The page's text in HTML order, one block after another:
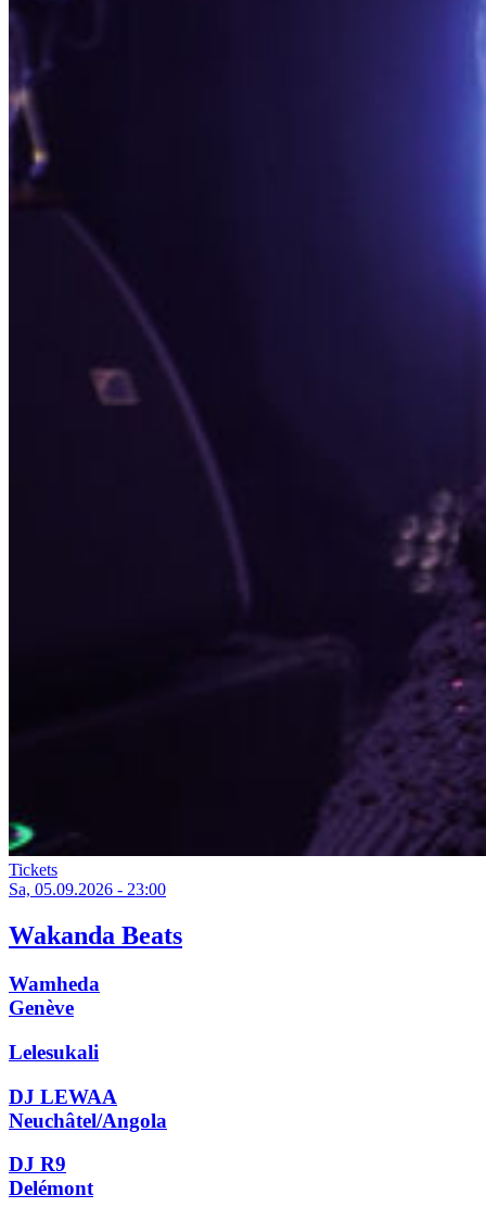
Tickets
Sa, 05.09.2026 - 23:00
Wakanda Beats
Wamheda
Genève
Lelesukali
DJ LEWAA
Neuchâtel/Angola
DJ R9
Delémont